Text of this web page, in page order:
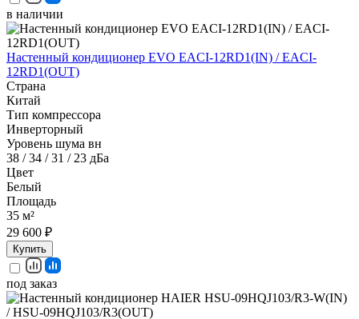
в наличии
Настенный кондиционер EVO EACI-12RD1(IN) / EACI-
12RD1(OUT)
Страна
Китай
Тип компрессора
Инверторный
Уровень шума вн
38 / 34 / 31 / 23 дБа
Цвет
Белый
Площадь
35 м²
29 600 ₽
Купить
под заказ